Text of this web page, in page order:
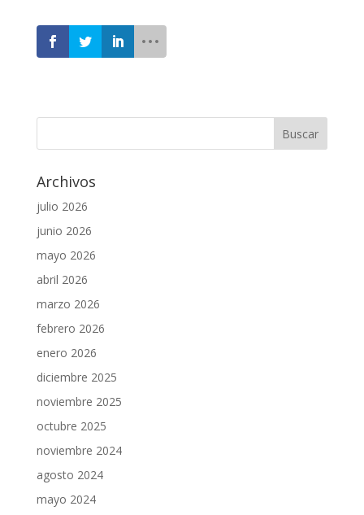
Archivos
julio 2026
junio 2026
mayo 2026
abril 2026
marzo 2026
febrero 2026
enero 2026
diciembre 2025
noviembre 2025
octubre 2025
noviembre 2024
agosto 2024
mayo 2024